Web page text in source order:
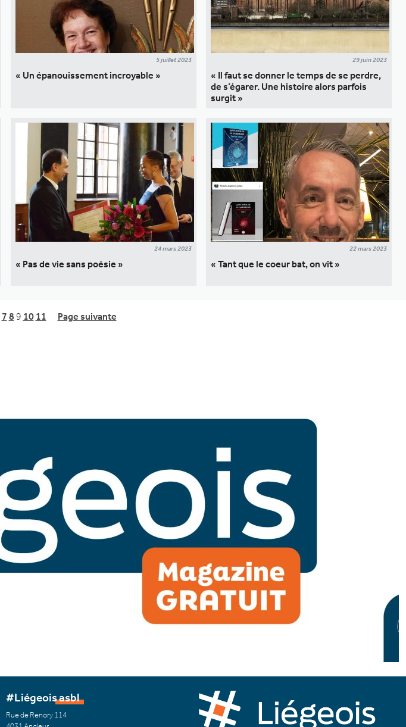
5 juillet 2023
« Un épanouissement incroyable »
29 juin 2023
« Il faut se donner le temps de se perdre,
de s’égarer. Une histoire alors parfois
surgit »
24 mars 2023
« Pas de vie sans poésie »
22 mars 2023
« Tant que le coeur bat, on vit »
7 8 9 10 11 Page suivante
#Liégeois asbl
Rue de Renory 114